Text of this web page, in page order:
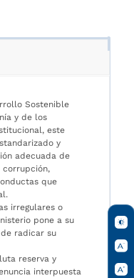
Sostenible
y de los
este
y
adecuada de
corrupción,
que
irregulares o
pone a su
radicar su
reserva y
interpuesta